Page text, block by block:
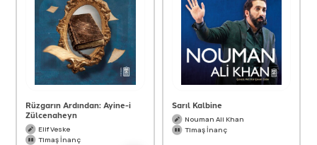
Rüzgarın Ardından: Ayine-i
Zülcenaheyn
Elif Veske
Timaş İnanç
Sarıl Kalbine
Nouman Ali Khan
Timaş İnanç